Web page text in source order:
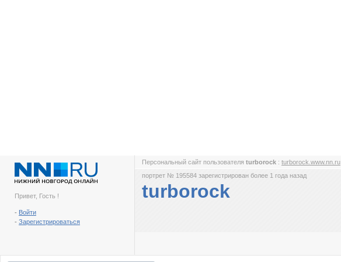
Привет, Гость !
- Войти
- Зарегистрироваться
Персональный сайт пользователя turborock : turborock.www.nn.ru
портрет № 195584 зарегистрирован более 1 года назад
turborock